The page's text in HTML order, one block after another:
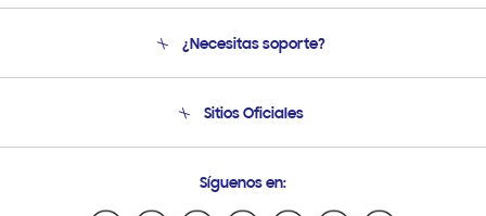
Soporte
¿Necesitas soporte?
Soporte vía eMail
Sitios Oficiales
Samsung Ecuador
Síguenos en: